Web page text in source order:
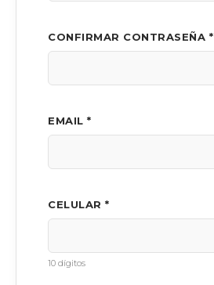
CONFIRMAR CONTRASEÑA *
EMAIL *
CELULAR *
10 dígitos